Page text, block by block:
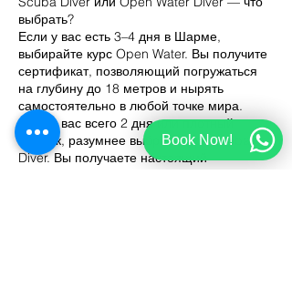
выбрать?
Если у вас есть 3–4 дня в Шарме,
выбирайте курс Open Water. Вы получите
сертификат, позволяющий погружаться
на глубину до 18 метров и нырять
самостоятельно в любой точке мира.
Если у вас всего 2 дня или плотный
график, разумнее выбрать курс Scuba
Diver. Вы получаете настоящий
Book Now!